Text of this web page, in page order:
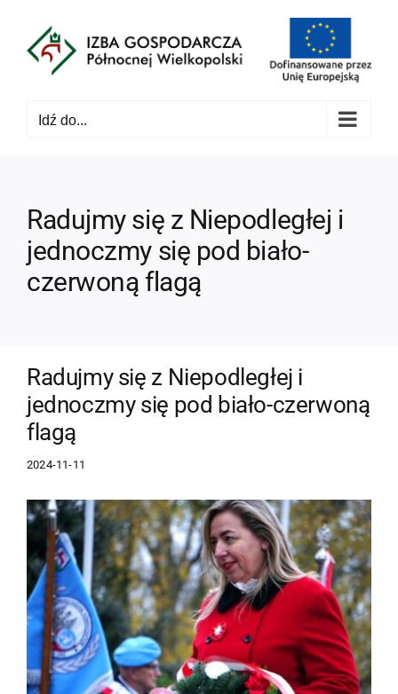
zawartości
Idź do...
Radujmy się z Niepodległej i
jednoczmy się pod biało-
czerwoną flagą
Radujmy się z Niepodległej i
jednoczmy się pod biało-czerwoną
flagą
2024-11-11
Pokaż
większy
obrazek